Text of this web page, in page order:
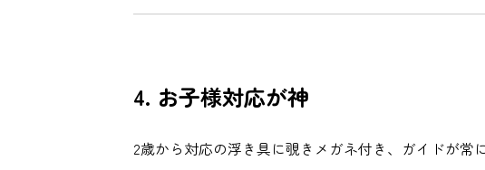
4. お子様対応が神
2歳から対応の浮き具に覗きメガネ付き、ガイドが